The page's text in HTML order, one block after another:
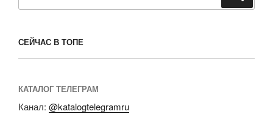
СЕЙЧАС В ТОПЕ
КАТАЛОГ ТЕЛЕГРАМ
Канал: @katalogtelegramru